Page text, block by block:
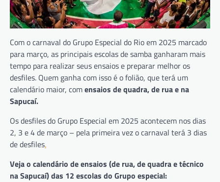
Com o carnaval do Grupo Especial do Rio em 2025 marcado
para março, as principais escolas de samba ganharam mais
tempo para realizar seus ensaios e preparar melhor os
desfiles. Quem ganha com isso é o folião, que terá um
calendário maior, comensaios de quadra, de rua e na
Sapucaí.
Os desfiles do Grupo Especial em 2025 acontecem nos dias
2, 3 e 4 de março – pela primeira vez o carnaval terá 3 dias
de desfiles.
Veja o calendário de ensaios (de rua, de quadra e técnico
na Sapucaí) das 12 escolas do Grupo especial: